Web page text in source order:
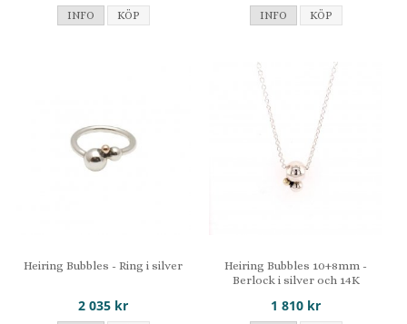
INFO KÖP INFO KÖP
Heiring Bubbles - Ring i silver
2 035 kr
Heiring Bubbles 10+8mm -
Berlock i silver och 14K
1 810 kr